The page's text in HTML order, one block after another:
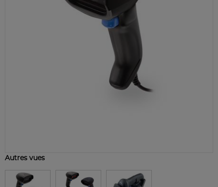
Autres vues